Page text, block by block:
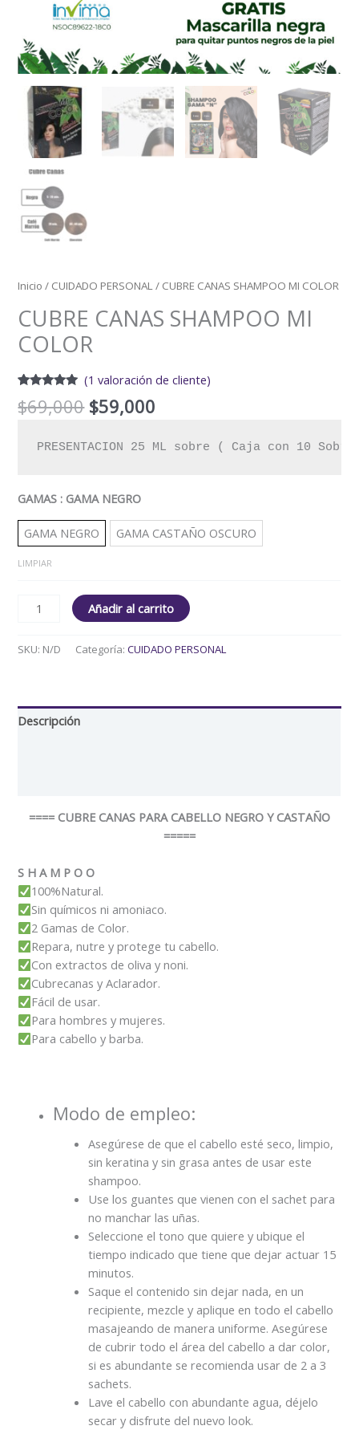
Inicio / CUIDADO PERSONAL/ CUBRE CANAS SHAMPOO MI COLOR
CUBRE CANAS SHAMPOO MI
COLOR
con5.00de
5 en base
de un
cliente
(1 valoración de cliente)
$69,000 $59,000
PRESENTACION 25 ML sobre ( Caja con 10
GAMAS : GAMA NEGRO
GAMA NEGRO GAMA CASTAÑO OSCURO
LIMPIAR
Añadir al carrito
SKU: N/D Categoría:CUIDADO PERSONAL
Descripción
==== CUBRE CANAS PARA CABELLO NEGRO Y CASTAÑO
=====
S H A M P O O
100%Natural.
Sin químicos ni amoniaco.
2 Gamas de Color.
Repara, nutre y protege tu cabello.
Con extractos de oliva y noni.
Cubrecanas y Aclarador.
Fácil de usar.
Para hombres y mujeres.
Para cabello y barba.
Modo de empleo:
Asegúrese de que el cabello esté seco, limpio,
sin keratina y sin grasa antes de usar este
shampoo.
Use los guantes que vienen con el sachet para
no manchar las uñas.
Seleccione el tono que quiere y ubique el
tiempo indicado que tiene que dejar actuar 15
minutos.
Saque el contenido sin dejar nada, en un
recipiente, mezcle y aplique en todo el cabello
masajeando de manera uniforme. Asegúrese
de cubrir todo el área del cabello a dar color,
si es abundante se recomienda usar de 2 a 3
sachets.
Lave el cabello con abundante agua, déjelo
secar y disfrute del nuevo look.